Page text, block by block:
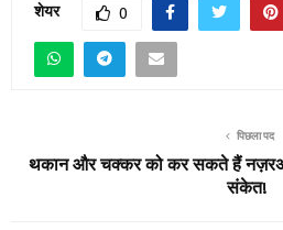
शेयर 0
पिछला पद
थकान और चक्कर को कर सकते हैं
संकेत!